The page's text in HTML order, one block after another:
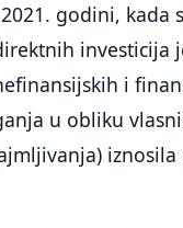
godini, kada
investicija
i
u obliku